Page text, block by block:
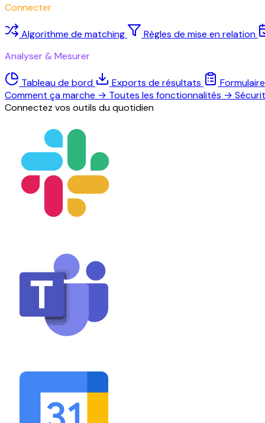
Connecter
Algorithme de matching
Règles de mise en relation
Analyser & Mesurer
Tableau de bord Exports de résultats
Comment ça marche → Toutes les fonctionnalités →
Connectez vos outils du quotidien